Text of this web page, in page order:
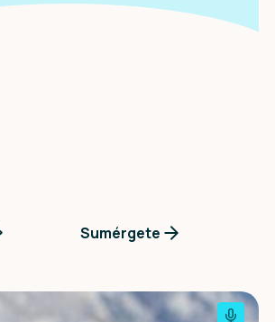
Sumérgete